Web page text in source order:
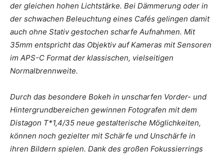
der gleichen hohen Lichtstärke. Bei Dämmerung oder in
der schwachen Beleuchtung eines Cafés gelingen damit
auch ohne Stativ gestochen scharfe Aufnahmen. Mit
35mm entspricht das Objektiv auf Kameras mit Sensoren
im APS-C Format der klassischen, vielseitigen
Normalbrennweite.
Durch das besondere Bokeh in unscharfen Vorder- und
Hintergrundbereichen gewinnen Fotografen mit dem
Distagon T*1,4/35 neue gestalterische Möglichkeiten,
können noch gezielter mit Schärfe und Unschärfe in
ihren Bildern spielen. Dank des großen Fokussierrings